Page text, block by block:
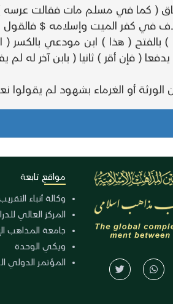
( كما في مسلم مات فقالت عرسه )
في كفر الميت وإسلامه $ فالقول
بالفتح ( هذا ) ابن مودعي بالكسر (
( فإن أقر ) ثانيا ( بابن آخر له لم
أو الغرماء بشهود لم يقولوا
مواقع تابعة
وكالة أنباء
المركز العالي
جامعة المذاهب
ويكي الوحدة
المؤتمر الدولي الـ 39 للوحدة الإسلامية